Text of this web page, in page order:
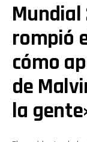
Mundial
rompió
cómo
de
la